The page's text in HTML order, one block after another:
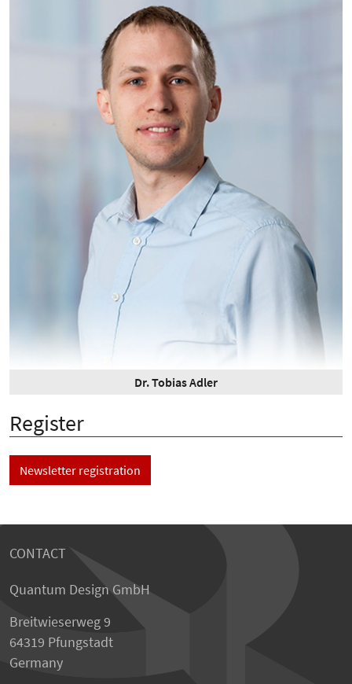
Dr. Tobias Adler
Register
Newsletter registration
CONTACT
Quantum Design GmbH
Breitwieserweg 9
64319 Pfungstadt
Germany